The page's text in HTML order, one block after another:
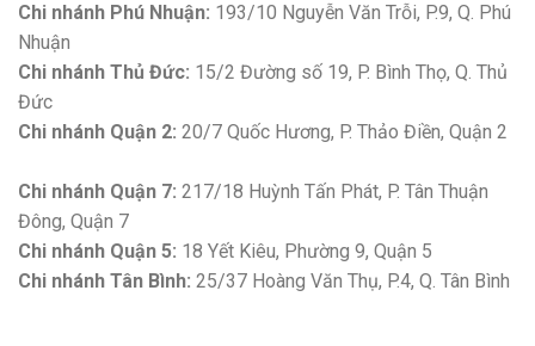
Chi nhánh Phú Nhuận: 193/10 Nguyễn Văn Trỗi, P.9, Q. Phú
Nhuận
Chi nhánh Thủ Đức: 15/2 Đường số 19, P. Bình Thọ, Q. Thủ
Đức
Chi nhánh Quận 2: 20/7 Quốc Hương, P. Thảo Điền, Quận 2
Chi nhánh Quận 7: 217/18 Huỳnh Tấn Phát, P. Tân Thuận
Đông, Quận 7
Chi nhánh Quận 5: 18 Yết Kiêu, Phường 9, Quận 5
Chi nhánh Tân Bình: 25/37 Hoàng Văn Thụ, P.4, Q. Tân Bình